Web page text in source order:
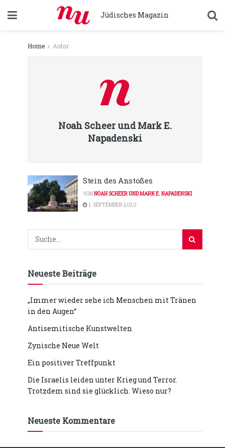
Jüdisches Magazin
Home Autor
Noah Scheer und Mark E.
Napadenski
Stein des Anstoßes
VONNOAH SCHEER UND MARK E. NAPADENSKI
1. SEPTEMBER 2020
Neueste Beiträge
„Immer wieder sehe ich Menschen mit Tränen
in den Augen“
Antisemitische Kunstwelten
Zynische Neue Welt
Ein positiver Treffpunkt
Die Israelis leiden unter Krieg und Terror.
Trotzdem sind sie glücklich. Wieso nur?
Neueste Kommentare